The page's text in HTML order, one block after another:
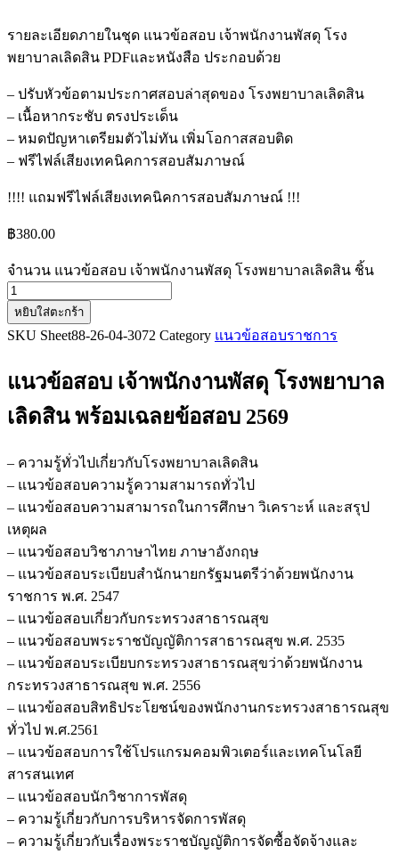
รายละเอียดภายในชุด แนวข้อสอบ เจ้าพนักงานพัสดุ โรง
พยาบาลเลิดสิน PDFและหนังสือ ประกอบด้วย
– ปรับหัวข้อตามประกาศสอบล่าสุดของ โรงพยาบาลเลิดสิน
– เนื้อหากระชับ ตรงประเด็น
– หมดปัญหาเตรียมตัวไม่ทัน เพิ่มโอกาสสอบติด
– ฟรีไฟล์เสียงเทคนิคการสอบสัมภาษณ์
!!!! แถมฟรีไฟล์เสียงเทคนิคการสอบสัมภาษณ์ !!!
฿380.00
จำนวน แนวข้อสอบ เจ้าพนักงานพัสดุ โรงพยาบาลเลิดสิน ชิ้น
หยิบใส่ตะกร้า
SKU Sheet88-26-04-3072 Category แนวข้อสอบราชการ
แนวข้อสอบ เจ้าพนักงานพัสดุ โรงพยาบาล
เลิดสินพร้อมเฉลยข้อสอบ 2569
– ความรู้ทั่วไปเกี่ยวกับโรงพยาบาลเลิดสิน
– แนวข้อสอบความรู้ความสามารถทั่วไป
– แนวข้อสอบความสามารถในการศึกษา วิเคราะห์ และสรุป
เหตุผล
– แนวข้อสอบวิชาภาษาไทย ภาษาอังกฤษ
– แนวข้อสอบระเบียบสำนักนายกรัฐมนตรีว่าด้วยพนักงาน
ราชการ พ.ศ. 2547
– แนวข้อสอบเกี่ยวกับกระทรวงสาธารณสุข
– แนวข้อสอบพระราชบัญญัติการสาธารณสุข พ.ศ. 2535
– แนวข้อสอบระเบียบกระทรวงสาธารณสุขว่าด้วยพนักงาน
กระทรวงสาธารณสุข พ.ศ. 2556
– แนวข้อสอบสิทธิประโยชน์ของพนักงานกระทรวงสาธารณสุข
ทั่วไป พ.ศ.2561
– แนวข้อสอบการใช้โปรแกรมคอมพิวเตอร์และเทคโนโลยี
สารสนเทศ
– แนวข้อสอบนักวิชาการพัสดุ
– ความรู้เกี่ยวกับการบริหารจัดการพัสดุ
– ความรู้เกี่ยวกับเรื่องพระราชบัญญัติการจัดซื้อจัดจ้างและ